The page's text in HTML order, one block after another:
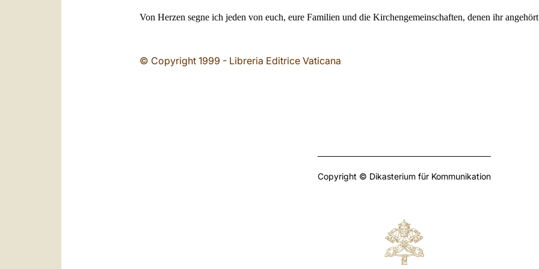
Von Herzen segne ich jeden von euch, eure Familien und die Kirchengemeinschaften, denen ihr
© Copyright 1999 - Libreria Editrice Vaticana
Copyright © Dikasterium für Kommunikation